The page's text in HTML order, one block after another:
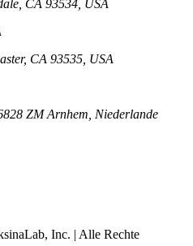
CA 93534, USA
CA 93535, USA
ZM Arnhem, Niederlande
Inc. | Alle Rechte